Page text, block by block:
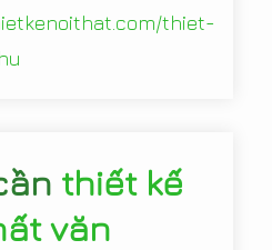
thiet-
thiết kế
văn